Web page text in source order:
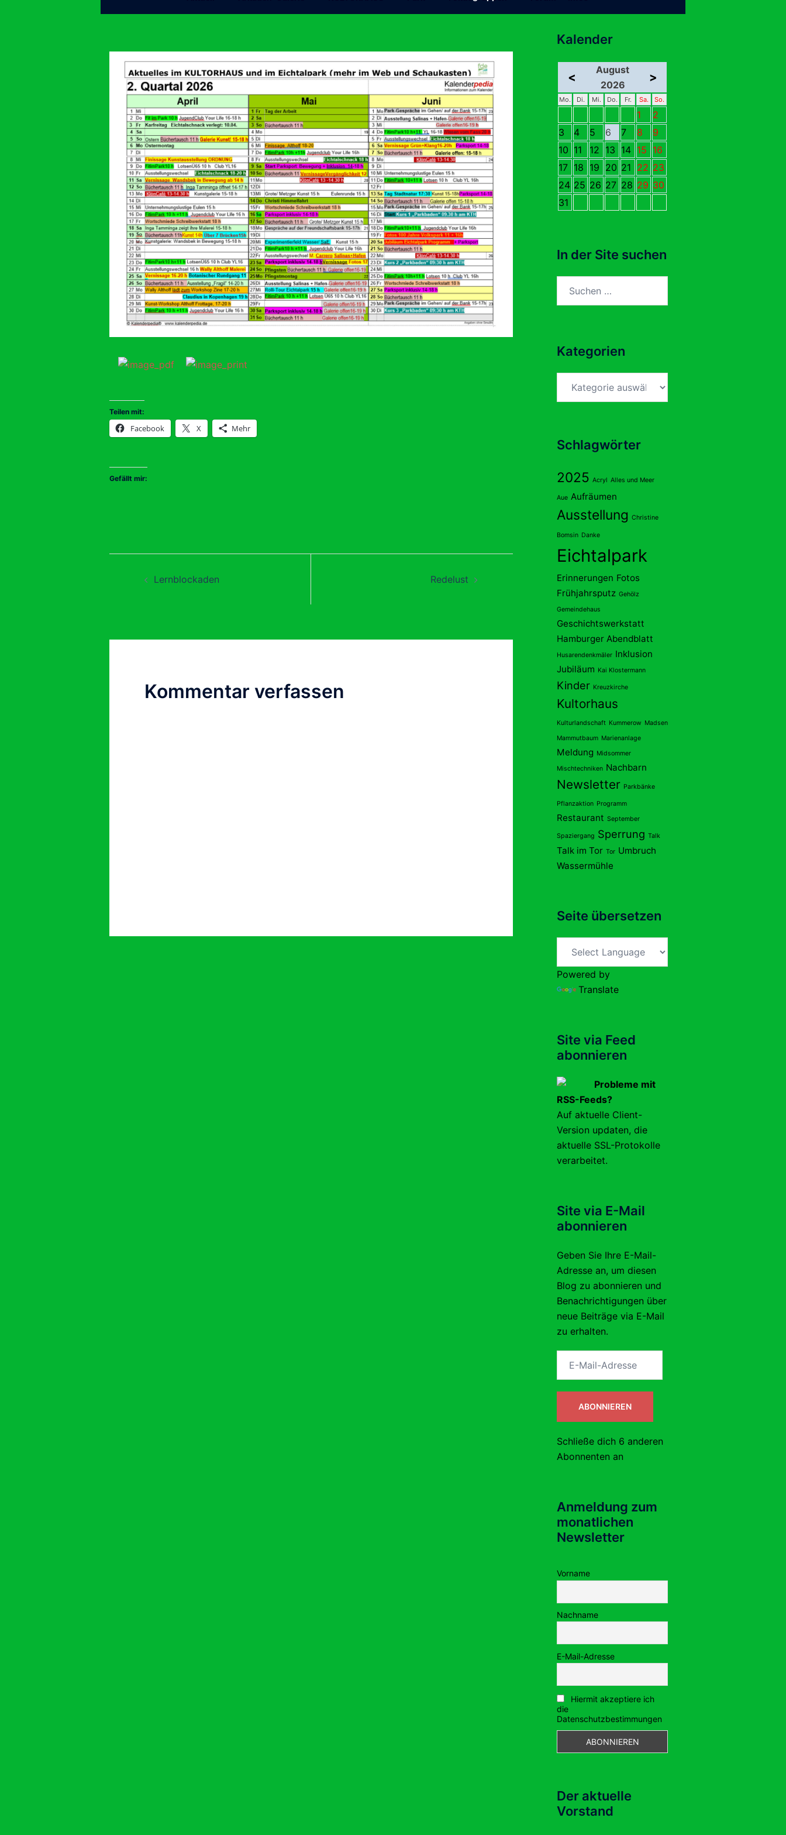
Teilen mit:
Facebook X Mehr
Gefällt mir:
Lernblockaden Redelust
Kommentar verfassen
Kalender
<
August
2026
>
Mo. Di. Mi. Do. Fr. Sa. So.
1
2
3
4 5 6 7 8
9
10 11 12 13 14 15 16
17 18 19 20 21 22 23
24 25 26 27 28 29 30
31
In der Site suchen
Kategorien
Schlagwörter
2025 Acryl Alles und Meer
Aue Aufräumen
Ausstellung Christine
Bomsin Danke
Eichtalpark
Erinnerungen Fotos
Frühjahrsputz Gehölz
Gemeindehaus
Geschichtswerkstatt
Hamburger Abendblatt
Husarendenkmäler Inklusion
Jubiläum Kai Klostermann
Kinder Kreuzkirche
Kultorhaus
Kulturlandschaft Kummerow Madsen
Mammutbaum Marienanlage
Meldung Midsommer
Mischtechniken Nachbarn
Newsletter Parkbänke
Pflanzaktion Programm
Restaurant September
Spaziergang Sperrung Talk
Talk im Tor Tor Umbruch
Wassermühle
Seite übersetzen
Powered by
Translate
Site via Feed
abonnieren
Probleme mit
RSS-Feeds?
Auf aktuelle Client-
Version updaten, die
aktuelle SSL-Protokolle
verarbeitet.
Site via E-Mail
abonnieren
Geben Sie Ihre E-Mail-
Adresse an, um diesen
Blog zu abonnieren und
Benachrichtigungen über
neue Beiträge via E-Mail
zu erhalten.
ABONNIEREN
Schließe dich 6 anderen
Abonnenten an
Anmeldung zum
monatlichen
Newsletter
Vorname
Nachname
E-Mail-Adresse
Hiermit akzeptiere ich
die
Datenschutzbestimmungen
Der aktuelle
Vorstand